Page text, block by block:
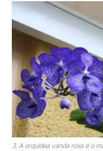
3. A orquídea vanda roxa é o